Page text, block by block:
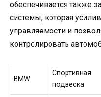
обеспечивается также
системы, которая
управляемости и
контролировать
BMW
Спортивная
подвеска